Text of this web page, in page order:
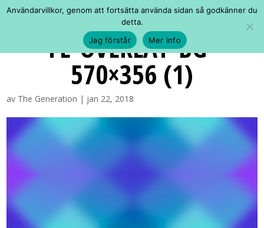
FE-OVERLAY-BG-
570×356 (1)
av The Generation | jan 22, 2018
Användarvillkor, genom att fortsätta använda sidan så godkänner du
detta.
Jag förstår
Mer info